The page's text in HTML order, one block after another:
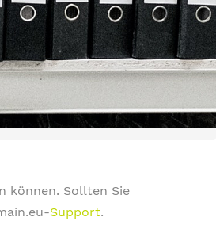
können. Sollten Sie
Support.